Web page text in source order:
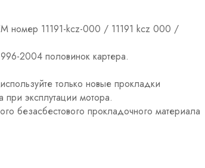
номер 11191-kcz-000 / 11191 kcz 000 /
2004 половинок картера.
только новые прокладки
при эксплутации мотора.
безасбестового прокладочного материала